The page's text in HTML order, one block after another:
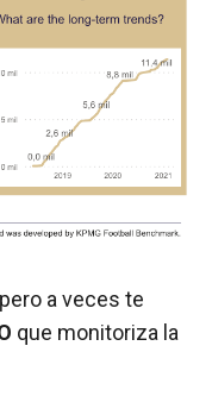
a veces te
que monitoriza la